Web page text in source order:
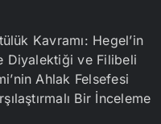
Kavramı: Hegel’in
Diyalektiği ve Filibeli
Ahlak Felsefesi
Bir İnceleme